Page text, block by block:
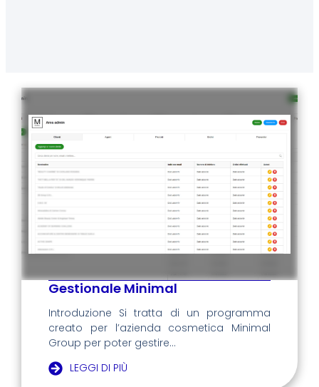
Gestionale Minimal
Introduzione Si tratta di un programma
creato per l’azienda cosmetica Minimal
Group per poter gestire...
LEGGI DI PIÙ